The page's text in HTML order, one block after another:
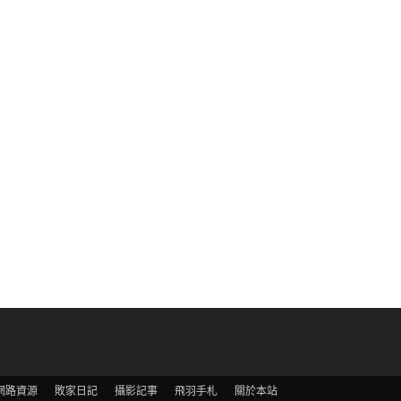
路資源 敗家日記 攝影記事 飛羽手札 關於本站